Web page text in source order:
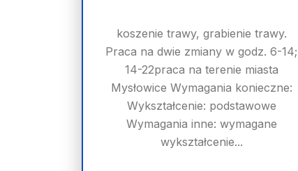
koszenie trawy, grabienie trawy.
Praca na dwie zmiany w godz. 6-14;
14-22praca na terenie miasta
Mysłowice Wymagania konieczne:
Wykształcenie: podstawowe
Wymagania inne: wymagane
wykształcenie...